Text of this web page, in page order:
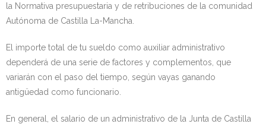
la Normativa presupuestaria y de retribuciones de la comunidad
Autónoma de Castilla La-Mancha.
El importe total de tu sueldo como auxiliar administrativo
dependerá de una serie de factores y complementos, que
variarán con el paso del tiempo, según vayas ganando
antigüedad como funcionario.
En general, el salario de un administrativo de la Junta de Castilla